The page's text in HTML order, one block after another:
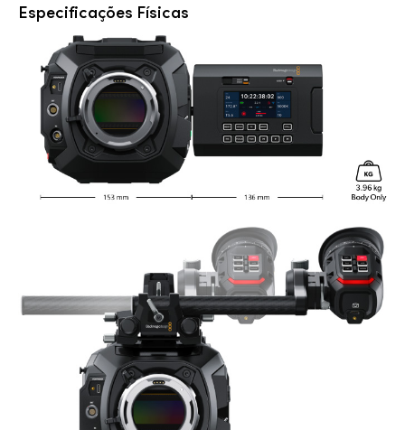
Especificações Físicas